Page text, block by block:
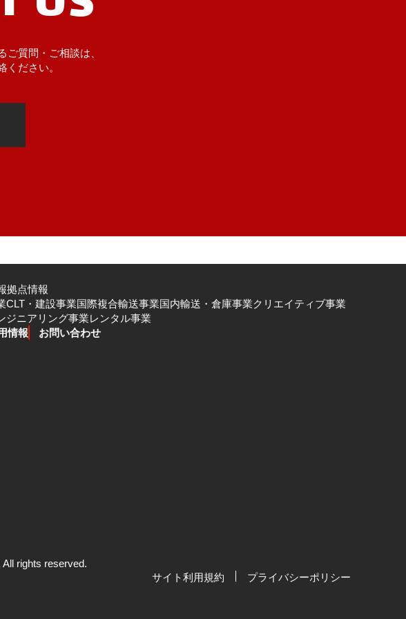
質問・ご相談は、
ください。
拠点情報
CLT・建設事業国際複合輸送事業国内輸送・倉庫事業クリエイティブ事業
ジニアリング事業レンタル事業
情報 お問い合わせ
All rights reserved.
サイト利用規約
プライバシーポリシー